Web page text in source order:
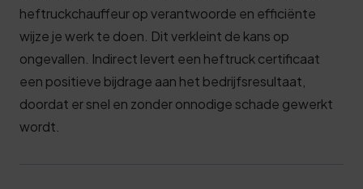
heftruckchauffeur op verantwoorde en efficiënte
wijze je werk te doen. Dit verkleint de kans op
ongevallen. Indirect levert een heftruck certificaat
een positieve bijdrage aan het bedrijfsresultaat,
doordat er snel en zonder onnodige schade gewerkt
wordt.